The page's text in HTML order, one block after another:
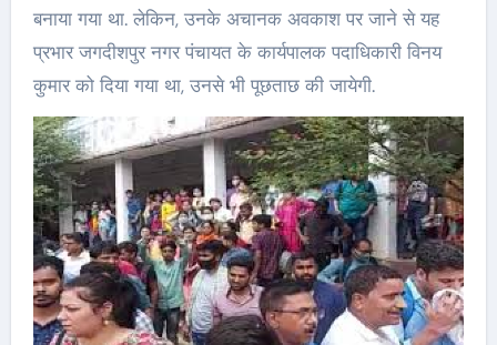
बनाया गया था. लेकिन, उनके अचानक अवकाश पर जाने से यह
प्रभार जगदीशपुर नगर पंचायत के कार्यपालक पदाधिकारी विनय
कुमार को दिया गया था, उनसे भी पूछताछ की जायेगी.